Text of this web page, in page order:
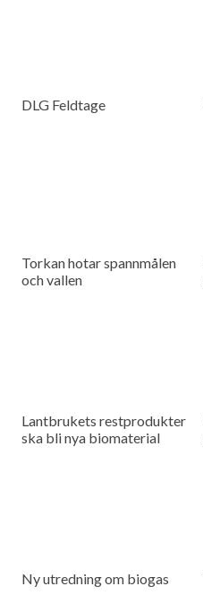
DLG Feldtage
Torkan hotar spannmålen
och vallen
Lantbrukets restprodukter
ska bli nya biomaterial
Ny utredning om biogas